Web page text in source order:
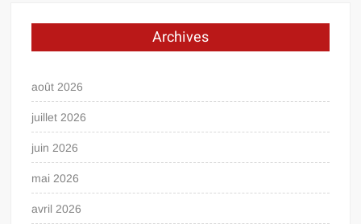
Archives
août 2026
juillet 2026
juin 2026
mai 2026
avril 2026